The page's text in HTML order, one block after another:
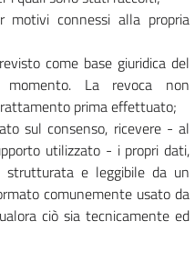
motivi connessi alla propria
come base giuridica del
La revoca non
prima effettuato;
sul consenso, ricevere - al
utilizzato - i propri dati,
e leggibile da un
comunemente usato da
ciò sia tecnicamente ed